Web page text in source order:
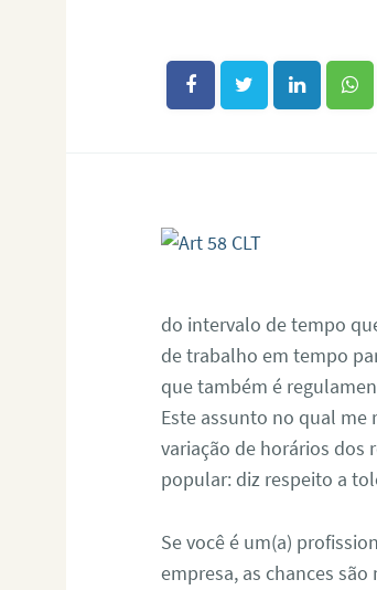
do intervalo de tempo
de trabalho em tempo
que também é
Este assunto no qual me
variação de horários dos
popular: diz respeito a
Se você é um(a)
empresa, as chances